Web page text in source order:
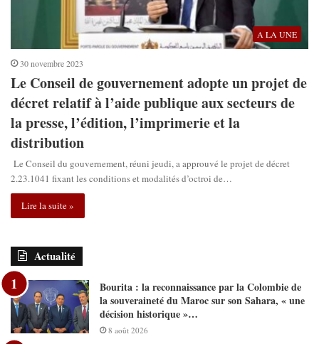
A LA UNE
30 novembre 2023
Le Conseil de gouvernement adopte un projet de
décret relatif à l’aide publique aux secteurs de
la presse, l’édition, l’imprimerie et la
distribution
Le Conseil du gouvernement, réuni jeudi, a approuvé le projet de décret
2.23.1041 fixant les conditions et modalités d’octroi de…
Lire la suite »
Actualité
Bourita : la reconnaissance par la Colombie de
la souveraineté du Maroc sur son Sahara, « une
décision historique »…
8 août 2026